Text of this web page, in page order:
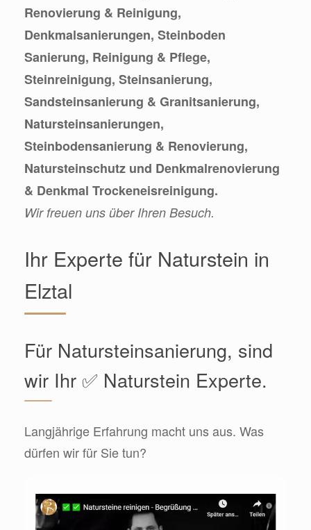
Renovierung & Reinigung,
Denkmalsanierungen, Steinboden
Sanierung, Reinigung & Pflege,
Steinreinigung, Steinsanierung,
Sandsteinsanierung & Granitsanierung,
Natursteinsanierungen,
Steinbodensanierung & Renovierung,
Natursteinschutz und Denkmalrenovierung
& Denkmal Trockeneisreinigung.
Wir freuen uns über Ihren Besuch.
Ihr Experte für Naturstein in
Elztal
Für Natursteinsanierung, sind
wir Ihr ✅ Naturstein Experte.
Langjährige Erfahrung macht uns aus. Was
dürfen wir für Sie tun?